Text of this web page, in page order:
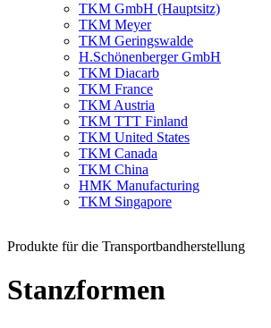
TKM GmbH (Hauptsitz)
TKM Meyer
TKM Geringswalde
H.Schönenberger GmbH
TKM Diacarb
TKM France
TKM Austria
TKM TTT Finland
TKM United States
TKM Canada
TKM China
HMK Manufacturing
TKM Singapore
Produkte für die Transportbandherstellung
Stanzformen